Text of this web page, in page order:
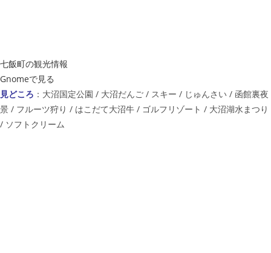
七飯町の観光情報
Gnomeで見る
見どころ ：大沼国定公園 / 大沼だんご / スキー / じゅんさい / 函館裏夜
景 / フルーツ狩り / はこだて大沼牛 / ゴルフリゾート / 大沼湖水まつり
/ ソフトクリーム